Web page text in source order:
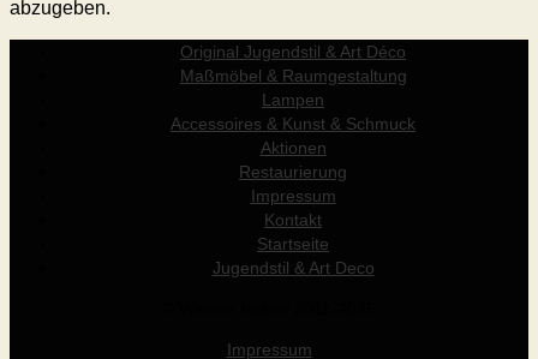
abzugeben.
Original Jugendstil & Art Déco
Maßmöbel & Raumgestaltung
Lampen
Accessoires & Kunst & Schmuck
Aktionen
Restaurierung
Impressum
Kontakt
Startseite
Jugendstil & Art Deco
Impressum